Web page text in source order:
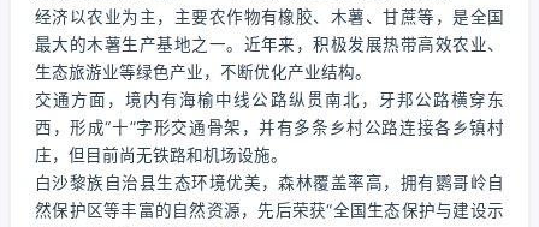
经济以农业为主，主要农作物有橡胶、木薯、甘蔗等，是全国
最大的木薯生产基地之一。近年来，积极发展热带高效农业、
生态旅游业等绿色产业，不断优化产业结构。
交通方面，境内有海榆中线公路纵贯南北，牙邦公路横穿东
西，形成“十”字形交通骨架，并有多条乡村公路连接各乡镇村
庄，但目前尚无铁路和机场设施。
白沙黎族自治县生态环境优美，森林覆盖率高，拥有鹦哥岭自
然保护区等丰富的自然资源，先后荣获“全国生态保护与建设示